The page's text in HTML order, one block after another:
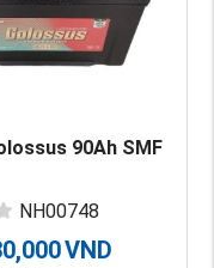
90Ah SMF
NH00748
VND